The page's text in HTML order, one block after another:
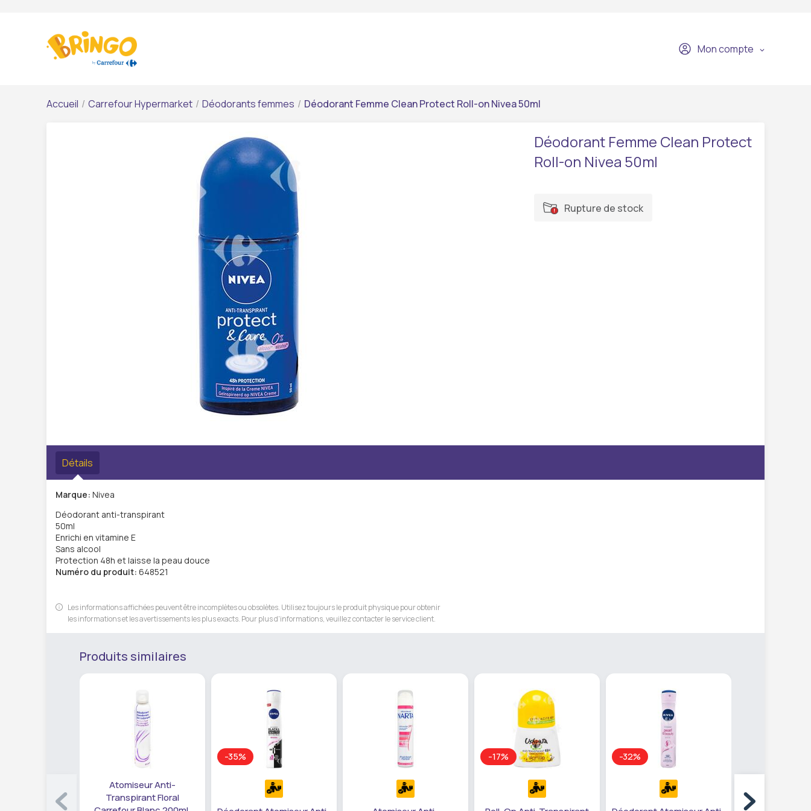
Mon compte
Accueil / Carrefour Hypermarket / Déodorants femmes / Déodorant Femme Clean Protect Roll-on Nivea 50ml
Déodorant Femme Clean Protect
Roll-on Nivea 50ml
Rupture de stock
Détails
Marque: Nivea
Déodorant anti-transpirant
50ml
Enrichi en vitamine E
Sans alcool
Protection 48h et laisse la peau douce
Numéro du produit: 648521
Les informations affichées peuvent être incomplètes ou obsolètes. Utilisez toujours le produit physique pour obtenir
les informations et les avertissements les plus exacts. Pour plus d'informations, veuillez contacter le service client.
Produits similaires
Atomiseur Anti-
Transpirant Floral
-35% -17% -32%